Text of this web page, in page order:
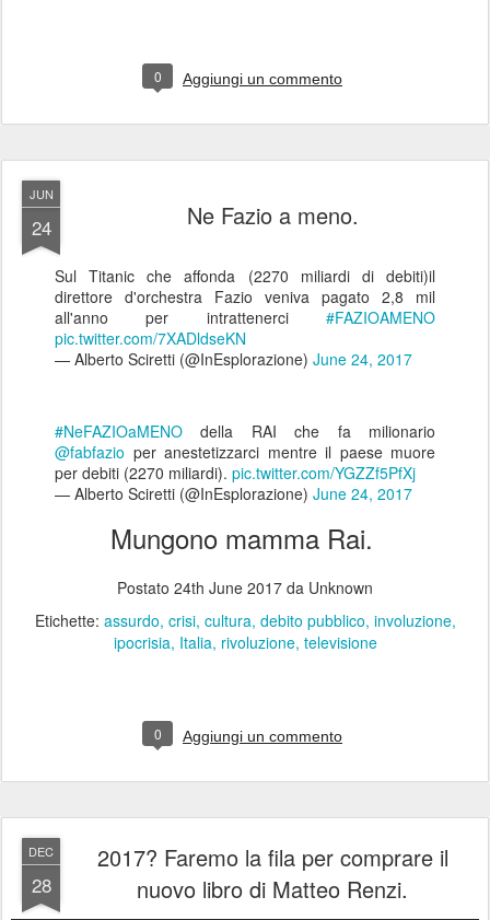
0 Aggiungi un commento
JUN
24 Ne Fazio a meno.
Sul Titanic che affonda (2270 miliardi di debiti)il
direttore d'orchestra Fazio veniva pagato 2,8 mil
all'anno per intrattenerci #FAZIOAMENO
pic.twitter.com/7XADldseKN
— Alberto Sciretti (@InEsplorazione) June 24, 2017
#NeFAZIOaMENO della RAI che fa milionario
@fabfazio per anestetizzarci mentre il paese muore
per debiti (2270 miliardi). pic.twitter.com/YGZZf5PfXj
— Alberto Sciretti (@InEsplorazione) June 24, 2017
Mungono mamma Rai.
Postato 24th June 2017 da Unknown
Etichette: assurdo crisi cultura debito pubblico involuzione
ipocrisia Italia rivoluzione televisione
0 Aggiungi un commento
DEC
28
2017? Faremo la fila per comprare il
nuovo libro di Matteo Renzi.